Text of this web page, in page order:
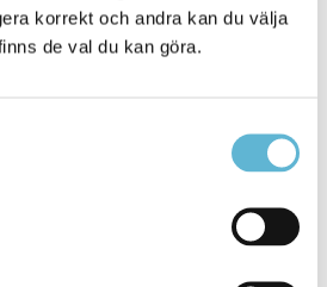
korrekt och andra kan du välja
de val du kan göra.